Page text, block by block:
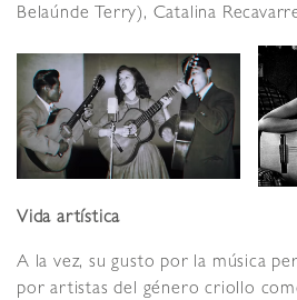
Belaúnde Terry), Catalina
Vida artística
A la vez, su gusto por la música
por artistas del género criollo